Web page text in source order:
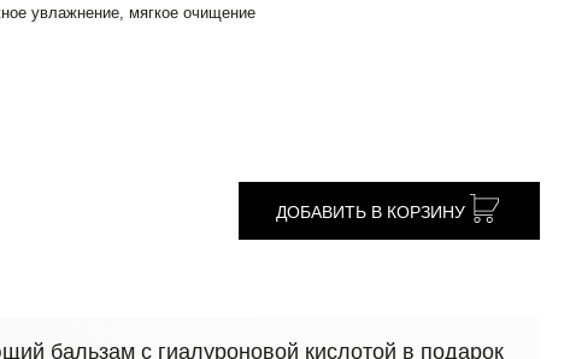
увлажнение, мягкое очищение
ДОБАВИТЬ В КОРЗИНУ
бальзам с гиалуроновой кислотой в подарок